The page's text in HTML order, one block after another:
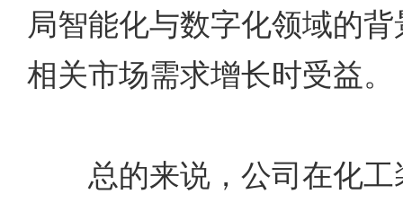
局智能化与数字化领域的
相关市场需求增长时受益。
总的来说，公司在化工